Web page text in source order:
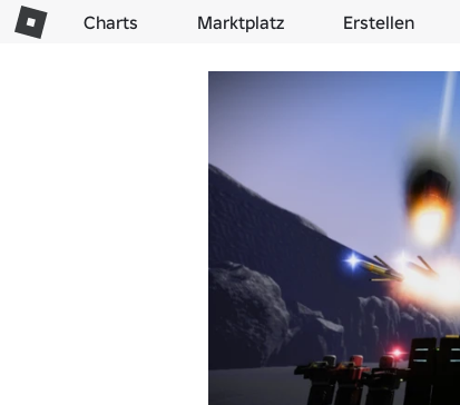
Charts Marktplatz Erstellen